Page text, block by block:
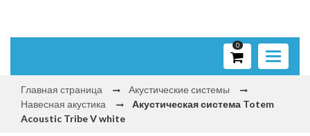
Toggle
0
Главная страница
Акустические системы
Навесная акустика
Акустическая система Totem
Acoustic Tribe V white